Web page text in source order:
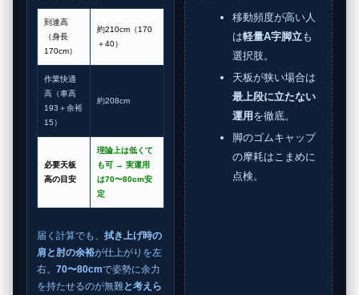
到達高
（身長
170cm）
約210cm（170
＋40）
作業快適
高（車高
193＋余裕
15）
約208cm
必要天板
高の目安
理論上は低くて
も可 → 実運用
は70〜80cm安
定
届く計算でも、 拭き上げ時の
肩と肘の余裕が仕上がりを左
右。 70〜80cmで姿勢に余力
を持たせるのが無難と考えら
移動頻度が高い人
は軽量A字脚立も
選択肢。
天板が狭い場合は
最上段に立たない
運用 を徹底。
脚のゴムキャップ
の摩耗はこまめに
点検。